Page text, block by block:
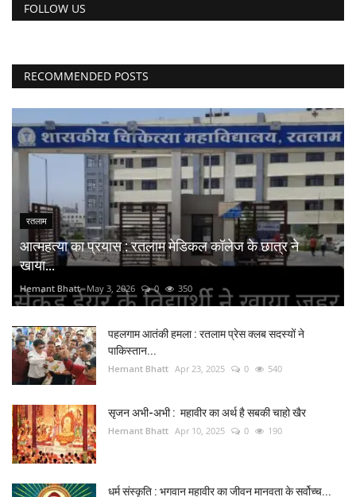
FOLLOW US
RECOMMENDED POSTS
रतलाम
आत्महत्या का प्रयास : रतलाम मेडिकल कॉलेज के छात्र ने
खाया...
Hemant Bhatt May 3, 2026 0 350
पहलगाम आतंकी हमला : रतलाम प्रेस क्लब सदस्यों ने
पाकिस्तान...
Hemant Bhatt Apr 23, 2025 0 540
सृजन अभी-अभी : महावीर का अर्थ है सबकी चाहो खैर
Hemant Bhatt Apr 10, 2025 0 190
धर्म संस्कृति : भगवान महावीर का जीवन मानवता के सर्वोच्च...